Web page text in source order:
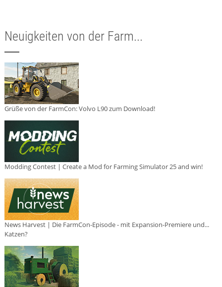
Neuigkeiten von der Farm...
Grüße von der FarmCon: Volvo L90 zum Download!
Modding Contest | Create a Mod for Farming Simulator 25 and win!
News Harvest | Die FarmCon-Episode - mit Expansion-Premiere und...
Katzen?